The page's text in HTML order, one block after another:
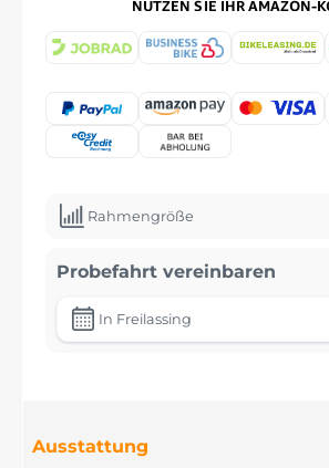
Rahmengröße
Probefahrt vereinbaren
In Freilassing
Ausstattung